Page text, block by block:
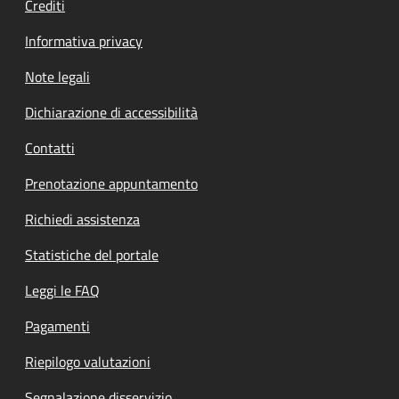
Crediti
Informativa privacy
Note legali
Dichiarazione di accessibilità
Contatti
Prenotazione appuntamento
Richiedi assistenza
Statistiche del portale
Leggi le FAQ
Pagamenti
Riepilogo valutazioni